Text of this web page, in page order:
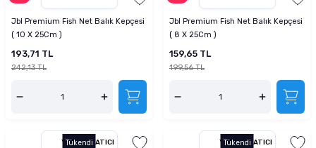
Jbl Premium Fish Net Balık Kepçesi
( 10 X 25Cm )
193,71 TL
242,13 TL
Jbl Premium Fish Net Balık Kepçesi
( 8 X 25Cm )
159,65 TL
199,56 TL
Tükendi
YETKILI SATICI Tükendi
YETKILI SATICI